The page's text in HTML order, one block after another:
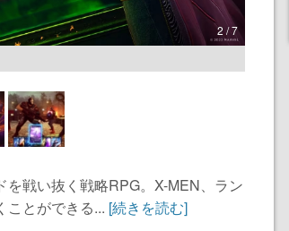
2 / 7
戦い抜く戦略RPG。X-MEN、ラン
ことができる... [続きを読む]